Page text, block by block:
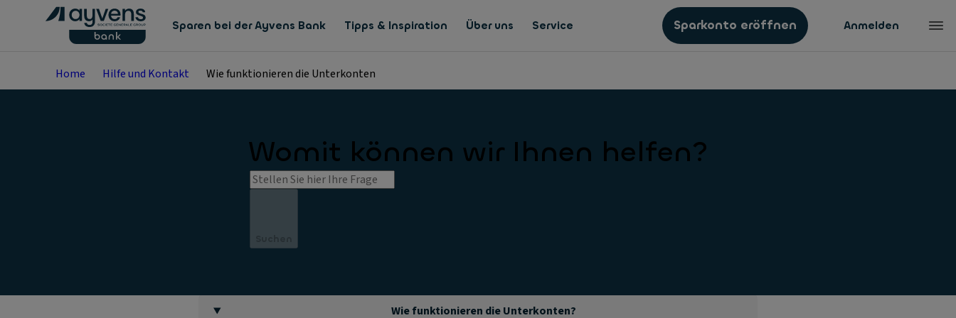
Sparen bei der Ayvens Bank Tipps & Inspiration Über uns Service Sparkonto eröffnen Anmelden
Home Hilfe und Kontakt Wie funktionieren die Unterkonten
Womit können wir Ihnen helfen?
Wie funktionieren die Unterkonten?